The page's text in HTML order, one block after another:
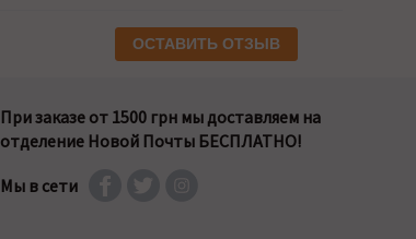
ОСТАВИТЬ ОТЗЫВ
При заказе от 1500 грн мы доставляем на
отделение Новой Почты БЕСПЛАТНО!
Мы в сети